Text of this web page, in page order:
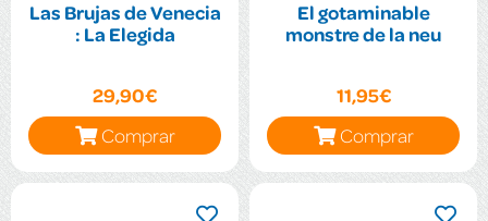
Las Brujas de Venecia
: La Elegida
29,90€
Comprar
El gotaminable
monstre de la neu
11,95€
Comprar